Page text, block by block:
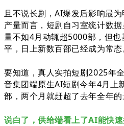
且不说长剧，AI爆发后影响最
产量而言，短剧自习室统计数
量不如4月动辄超5000部，但
平，日上新数百部已经成为常态
要知道，真人实拍短剧2025年
音集团端原生AI短剧今年4月上
部，两个月就赶超了去年全年的
说白了，供给端看上了AI能快速